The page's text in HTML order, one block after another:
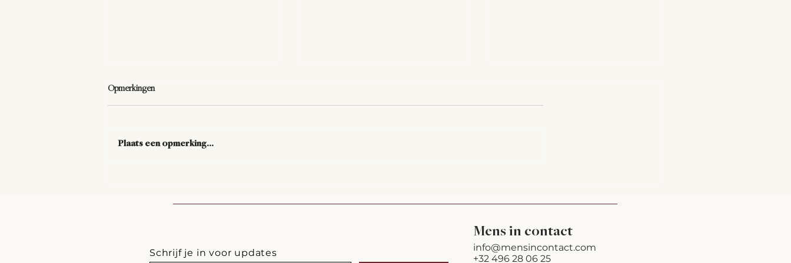
Opmerkingen
Plaats een opmerking...
Schrijf je in voor updates
Mens in contact
info@mensincontact.com
+32 496 28 06 25